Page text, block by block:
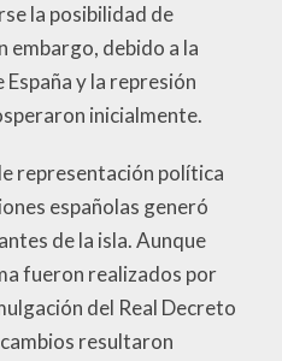
la posibilidad de
embargo, debido a la
y la represión
inicialmente.
representación política
españolas generó
de la isla. Aunque
fueron realizados por
del Real Decreto
resultaron